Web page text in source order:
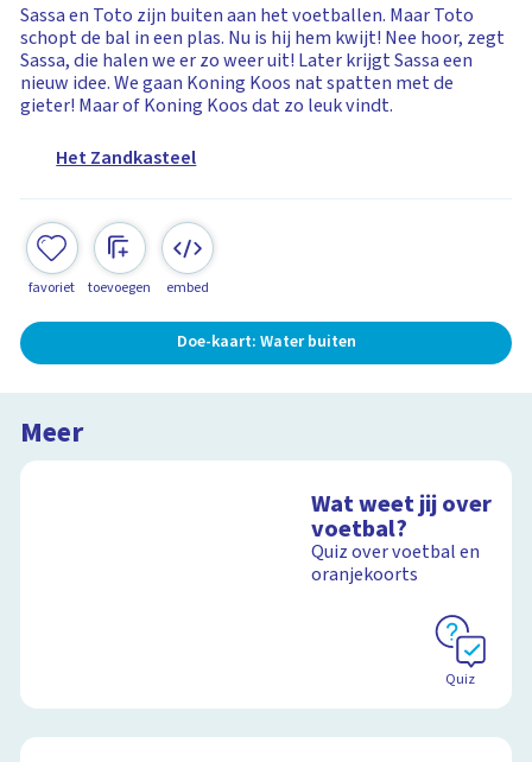
Sassa en Toto zijn buiten aan het voetballen. Maar Toto
schopt de bal in een plas. Nu is hij hem kwijt! Nee hoor, zegt
Sassa, die halen we er zo weer uit! Later krijgt Sassa een
nieuw idee. We gaan Koning Koos nat spatten met de
gieter! Maar of Koning Koos dat zo leuk vindt.
Het Zandkasteel
favoriet toevoegen embed
Doe-kaart: Water buiten
Meer
Wat weet jij over
voetbal?
Quiz over voetbal en
oranjekoorts
Quiz